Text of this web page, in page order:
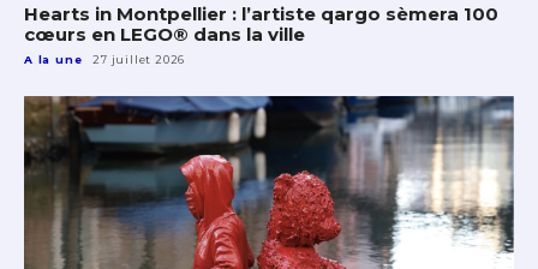
Hearts in Montpellier : l’artiste qargo sèmera 100
cœurs en LEGO® dans la ville
A la une 27 juillet 2026